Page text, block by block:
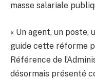
masse salariale
« Un agent, un poste,
guide cette réforme
Référence de
désormais présenté